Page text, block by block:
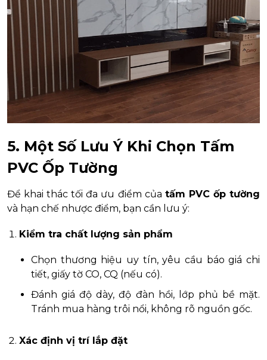
5. Một Số Lưu Ý Khi Chọn Tấm
PVC Ốp Tường
Để khai thác tối đa ưu điểm của tấm PVC ốp tường
và hạn chế nhược điểm, bạn cần lưu ý:
Kiểm tra chất lượng sản phẩm
Chọn thương hiệu uy tín, yêu cầu báo giá chi
tiết, giấy tờ CO, CQ (nếu có).
Đánh giá độ dày, độ đàn hồi, lớp phủ bề mặt.
Tránh mua hàng trôi nổi, không rõ nguồn gốc.
Xác định vị trí lắp đặt